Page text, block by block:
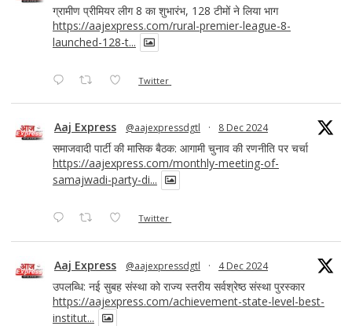
ग्रामीण प्रीमियर लीग 8 का शुभारंभ, 128 टीमों ने लिया भाग
https://aajexpress.com/rural-premier-league-8-
launched-128-t...
Twitter
Aaj Express @aajexpressdgtl · 8 Dec 2024
समाजवादी पार्टी की मासिक बैठक: आगामी चुनाव की रणनीति पर चर्चा
https://aajexpress.com/monthly-meeting-of-
samajwadi-party-di...
Twitter
Aaj Express @aajexpressdgtl · 4 Dec 2024
उपलब्धि: नई सुबह संस्था को राज्य स्तरीय सर्वश्रेष्ठ संस्था पुरस्कार
https://aajexpress.com/achievement-state-level-best-
institut...